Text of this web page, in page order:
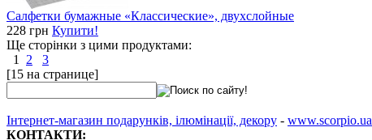
Салфетки бумажные «Классические», двухслойные
228 грн Купити!
Ще сторінки з цими продуктами:
1
2
3
[15 на странице]
Інтернет-магазин подарунків, ілюмінації, декору - www.scorpio.ua
КОНТАКТИ: